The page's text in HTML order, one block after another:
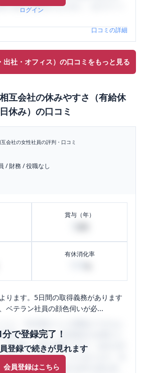
ログイン
の悩みを解消するために、ぜひサイト
口コミの詳細
出社・オフィス）の口コミをもっと見る
互会社の休みやすさ（有給休
休み） の口コミ
会社の女性社員の評判・口コミ
/財務 /役職なし
賞与（年）
有休消化率
ります。5日間の取得義務があります
ベテラン社員の顔色伺いが必...
分で登録完了！
登録で続きが見れます
会員登録はこちら
シーハブ)は、女性限定の企業口コ
給与面・女性の働きやすさ・会社の評
気にすべき点がたくさんあります。先
コミを通して、本当の会社の姿を知